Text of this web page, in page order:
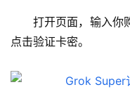
打开页面，输入你
点击验证卡密。